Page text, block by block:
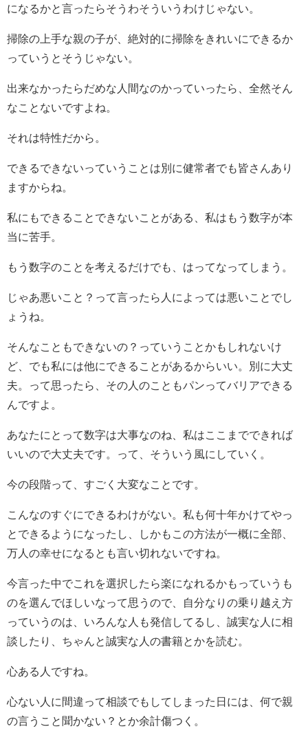
になるかと言ったらそうわそういうわけじゃない。
掃除の上手な親の子が、絶対的に掃除をきれいにできるか
っていうとそうじゃない。
出来なかったらだめな人間なのかっていったら、全然そん
なことないですよね。
それは特性だから。
できるできないっていうことは別に健常者でも皆さんあり
ますからね。
私にもできることできないことがある、私はもう数字が本
当に苦手。
もう数字のことを考えるだけでも、はってなってしまう。
じゃあ悪いこと？って言ったら人によっては悪いことでし
ょうね。
そんなこともできないの？っていうことかもしれないけ
ど、でも私には他にできることがあるからいい。別に大丈
夫。って思ったら、その人のこともパンってバリアできる
んですよ。
あなたにとって数字は大事なのね、私はここまでできれば
いいので大丈夫です。って、そういう風にしていく。
今の段階って、すごく大変なことです。
こんなのすぐにできるわけがない。私も何十年かけてやっ
とできるようになったし、しかもこの方法が一概に全部、
万人の幸せになるとも言い切れないですね。
今言った中でこれを選択したら楽になれるかもっていうも
のを選んでほしいなって思うので、自分なりの乗り越え方
っていうのは、いろんな人も発信してるし、誠実な人に相
談したり、ちゃんと誠実な人の書籍とかを読む。
心ある人ですね。
心ない人に間違って相談でもしてしまった日には、何で親
の言うこと聞かない？とか余計傷つく。